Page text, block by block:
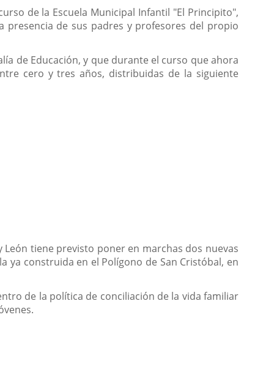
de la Escuela Municipal Infantil "El Principito",
de sus padres y profesores del propio
de Educación, y que durante el curso que ahora
cero y tres años, distribuidas de la siguiente
León tiene previsto poner en marchas dos nuevas
ya construida en el Polígono de San Cristóbal, en
de la política de conciliación de la vida familiar